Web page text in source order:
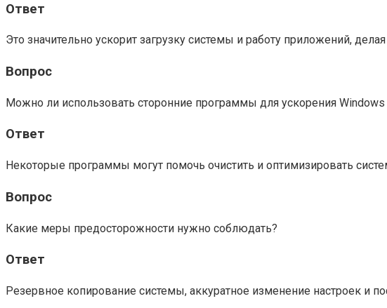
Ответ
Это значительно ускорит загрузку системы и работу приложений,
Вопрос
Можно ли использовать сторонние программы для ускорения Windows
Ответ
Некоторые программы могут помочь очистить и оптимизировать
Вопрос
Какие меры предосторожности нужно соблюдать?
Ответ
Резервное копирование системы, аккуратное изменение настроек и